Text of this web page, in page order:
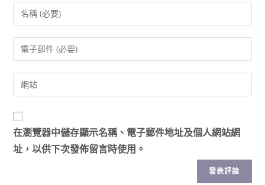
在瀏覽器中儲存顯示名稱、電子郵件地址及個人網站網
址，以供下次發佈留言時使用。